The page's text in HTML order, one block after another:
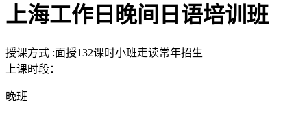
上海工作日晚间日语培训班
授课方式 :面授132课时小班走读常年招生
上课时段：
晚班